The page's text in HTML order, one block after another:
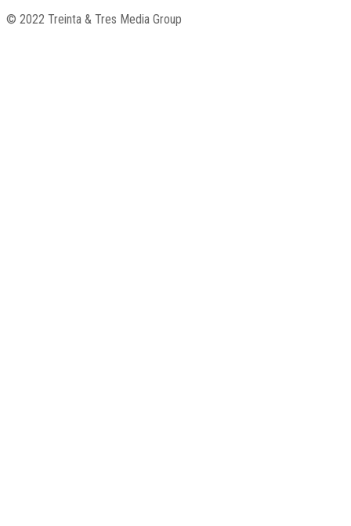
© 2022 Treinta & Tres Media Group